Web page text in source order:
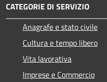
CATEGORIE DI SERVIZIO
Anagrafe e stato civile
Cultura e tempo libero
Vita lavorativa
Imprese e Commercio